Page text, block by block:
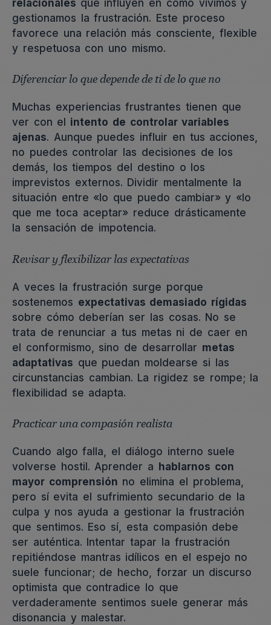
relacionales que influyen en cómo vivimos y
gestionamos la frustración. Este proceso
favorece una relación más consciente, flexible
y respetuosa con uno mismo.
Diferenciar lo que depende de ti de lo que no
Muchas experiencias frustrantes tienen que
ver con el
intento de controlar variables
ajenas. Aunque puedes influir en tus acciones,
no puedes controlar las decisiones de los
demás, los tiempos del destino o los
imprevistos externos. Dividir mentalmente la
situación entre «lo que puedo cambiar» y «lo
que me toca aceptar» reduce drásticamente
la sensación de impotencia.
Revisar y flexibilizar las expectativas
A veces la frustración surge porque
sostenemos expectativas demasiado rígidas
sobre cómo deberían ser las cosas. No se
trata de renunciar a tus metas ni de caer en
el conformismo, sino de desarrollar metas
adaptativas que puedan moldearse si las
circunstancias cambian. La rigidez se rompe; la
flexibilidad se adapta.
Practicar una compasión realista
Cuando algo falla, el diálogo interno suele
volverse hostil. Aprender a hablarnos con
mayor comprensión no elimina el problema,
pero sí evita el sufrimiento secundario de la
culpa y nos ayuda a gestionar la frustración
que sentimos. Eso sí, esta compasión debe
ser auténtica. Intentar tapar la frustración
repitiéndose mantras idílicos en el espejo no
suele funcionar; de hecho, forzar un discurso
optimista que contradice lo que
verdaderamente sentimos suele generar más
disonancia y malestar.